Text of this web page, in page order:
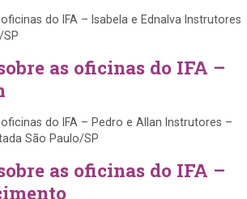
do IFA – Isabela e Ednalva Instrutores
SP
as oficinas do IFA –
do IFA – Pedro e Allan Instrutores –
São Paulo/SP
as oficinas do IFA –